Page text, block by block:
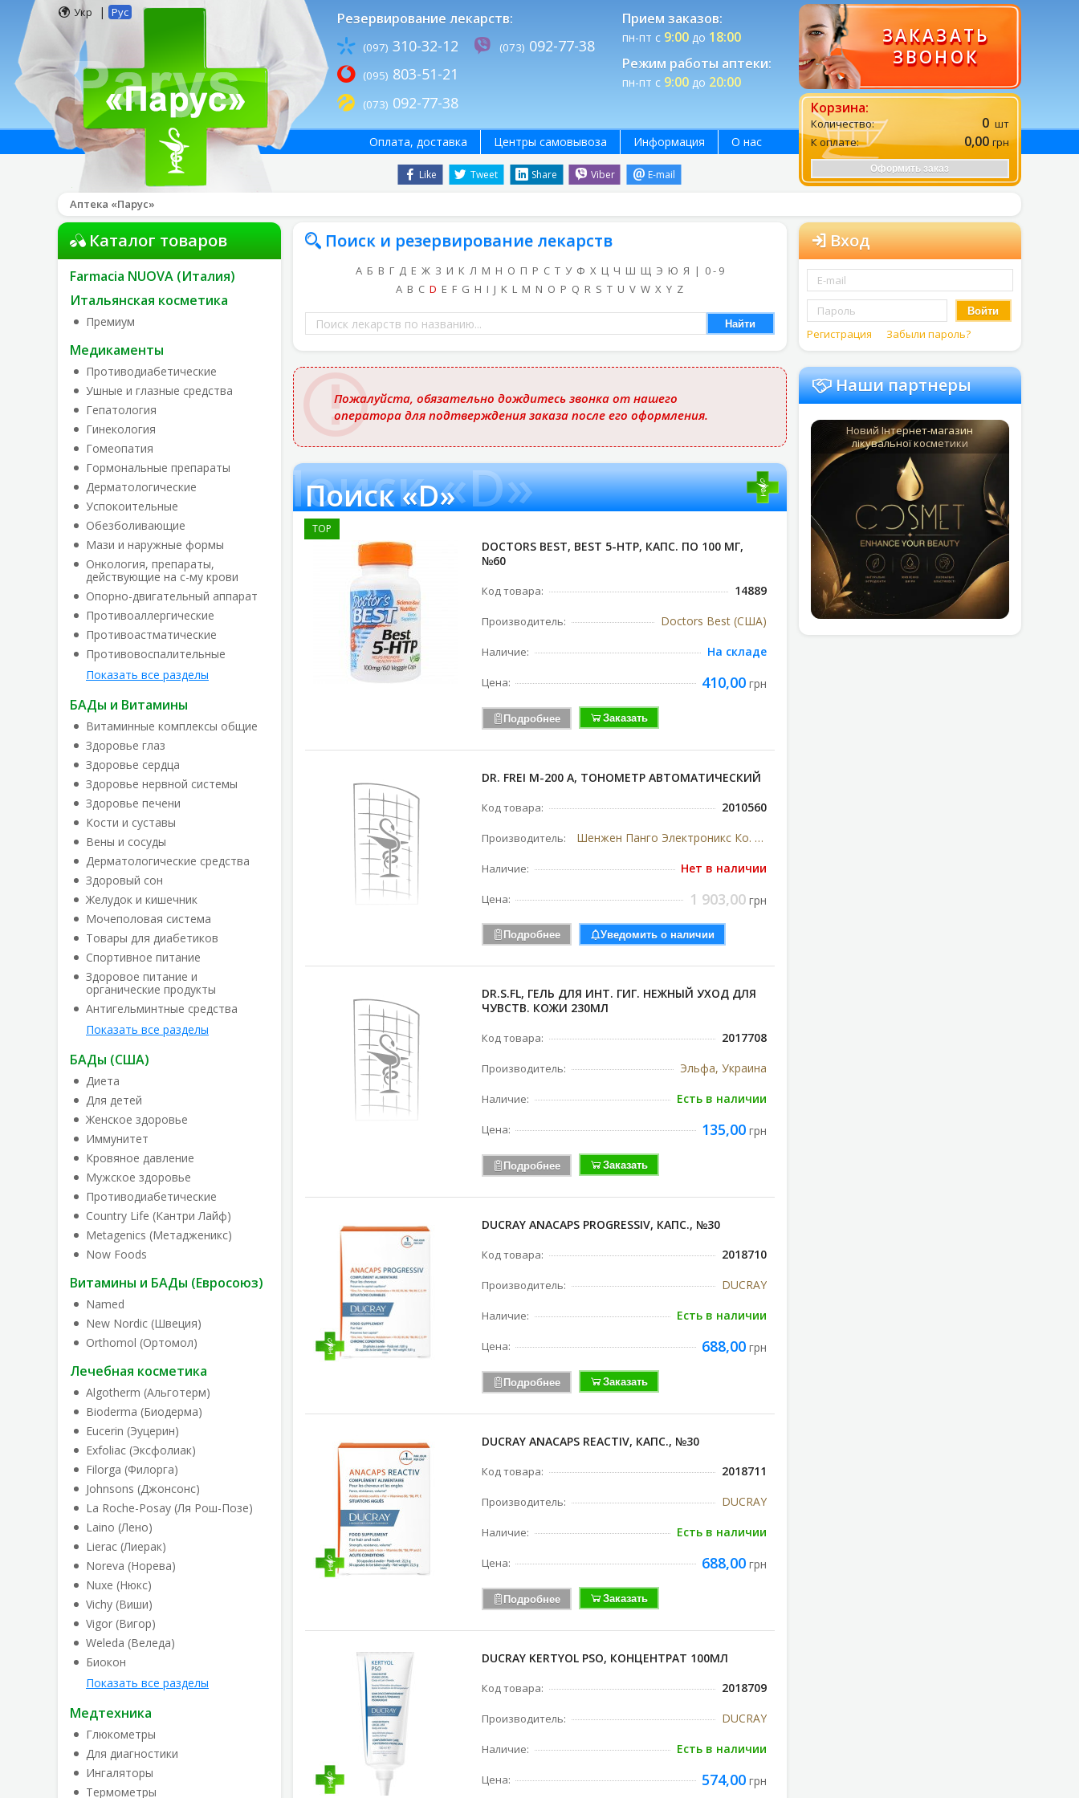
Укр | Рус Резервирование лекарств:
(097) 310-32-12
(095) 803-51-21
(073) 092-77-38
(073) 092-77-38
Прием заказов:
пн-пт с 9:00до 18:00
Режим работы аптеки:
пн-пт с 9:00до 20:00
ЗАКАЗАТЬ
ЗВОНОК
Корзина:
Количество: 0 шт
К оплате:
0,00 грн
Оформить заказ
Like Tweet Share Viber E-mail
Оплата, доставка Центры самовывоза Информация О нас
Аптека «Парус»
Каталог товаров
Farmacia NUOVA (Италия)
Итальянская косметика
Премиум
Медикаменты
Противодиабетические
Ушные и глазные средства
Гепатология
Гинекология
Гомеопатия
Гормональные препараты
Дерматологические
Успокоительные
Обезболивающие
Мази и наружные формы
Онкология, препараты,
действующие на с-му крови
Опорно-двигательный аппарат
Противоаллергические
Противоастматические
Противовоспалительные
Показать все разделы
БАДы и Витамины
Витаминные комплексы общие
Здоровье глаз
Здоровье сердца
Здоровье нервной системы
Здоровье печени
Кости и суставы
Вены и сосуды
Дерматологические средства
Здоровый сон
Желудок и кишечник
Мочеполовая система
Товары для диабетиков
Спортивное питание
Здоровое питание и
органические продукты
Антигельминтные средства
Показать все разделы
БАДы (США)
Диета
Для детей
Женское здоровье
Иммунитет
Кровяное давление
Мужское здоровье
Противодиабетические
Country Life (Кантри Лайф)
Metagenics (Метадженикс)
Now Foods
Витамины и БАДы (Евросоюз)
Named
New Nordic (Швеция)
Orthomol (Ортомол)
Лечебная косметика
Algotherm (Альготерм)
Bioderma (Биодерма)
Eucerin (Эуцерин)
Exfoliac (Эксфолиак)
Filorga (Филорга)
Johnsons (Джонсонс)
La Roche-Posay (Ля Рош-Позе)
Laino (Лено)
Lierac (Лиерак)
Noreva (Норева)
Nuxe (Нюкс)
Vichy (Виши)
Vigor (Вигор)
Weleda (Веледа)
Биокон
Показать все разделы
Медтехника
Глюкометры
Для диагностики
Ингаляторы
Термометры
Поиск и резервирование лекарств
А Б В Г Д Е Ж З И К Л М Н О П Р С Т У Ф Х Ц Ч Ш Щ Э Ю Я | 0 - 9
A B C D E F G H I J K L M N O P Q R S T U V W X Y Z
Поиск
лекарств
по
названию
Найти
Пожалуйста, обязательно дождитесь звонка от нашего
оператора для подтверждения заказа после его оформления.
Поиск «D»
Поиск «D»
DOCTORS BEST, BEST 5-HTP, КАПС. ПО 100 МГ,
№60
Код товара: 14889
Производитель: Doctors Best (США)
Наличие: На складе
Цена: 410,00грн
Подробнее Заказать
TOP
DR. FREI M-200 A, ТОНОМЕТР АВТОМАТИЧЕСКИЙ
Код товара: 2010560
Производитель: Шенжен Панго Электроникс Ко. Лтд, Китай
Наличие: Нет в наличии
Цена: 1 903,00грн
Подробнее Уведомить о наличии
DR.S.FL, ГЕЛЬ ДЛЯ ИНТ. ГИГ. НЕЖНЫЙ УХОД ДЛЯ
ЧУВСТВ. КОЖИ 230МЛ
Код товара: 2017708
Производитель: Эльфа, Украина
Наличие: Есть в наличии
Цена: 135,00грн
Подробнее Заказать
DUCRAY ANACAPS PROGRESSIV, КАПС., №30
Код товара: 2018710
Производитель: DUCRAY
Наличие: Есть в наличии
Цена: 688,00грн
Подробнее Заказать
DUCRAY ANACAPS REACTIV, КАПС., №30
Код товара: 2018711
Производитель: DUCRAY
Наличие: Есть в наличии
Цена: 688,00грн
Подробнее Заказать
DUCRAY KERTYOL PSO, КОНЦЕНТРАТ 100МЛ
Код товара: 2018709
Производитель: DUCRAY
Наличие: Есть в наличии
Цена: 574,00грн
Вход
Войти
Регистрация Забыли пароль?
Наши партнеры
Новий Інтернет-магазин
лікувальної косметики